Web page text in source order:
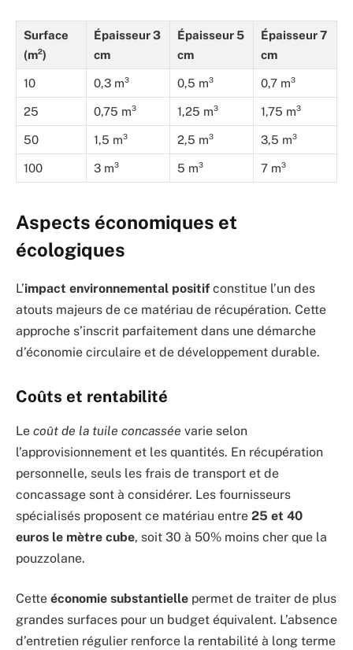
Surface
(m²)
Épaisseur 3
cm
Épaisseur 5
cm
Épaisseur 7
cm
10 0,3 m³ 0,5 m³ 0,7 m³
25 0,75 m³ 1,25 m³ 1,75 m³
50 1,5 m³ 2,5 m³ 3,5 m³
100 3 m³ 5 m³ 7 m³
Aspects économiques et
écologiques
L’impact environnemental positif constitue l’un des
atouts majeurs de ce matériau de récupération. Cette
approche s’inscrit parfaitement dans une démarche
d’économie circulaire et de développement durable.
Coûts et rentabilité
Le coût de la tuile concassée varie selon
l’approvisionnement et les quantités. En récupération
personnelle, seuls les frais de transport et de
concassage sont à considérer. Les fournisseurs
spécialisés proposent ce matériau entre 25 et 40
euros le mètre cube, soit 30 à 50% moins cher que la
pouzzolane.
Cette économie substantielle permet de traiter de plus
grandes surfaces pour un budget équivalent. L’absence
d’entretien régulier renforce la rentabilité à long terme